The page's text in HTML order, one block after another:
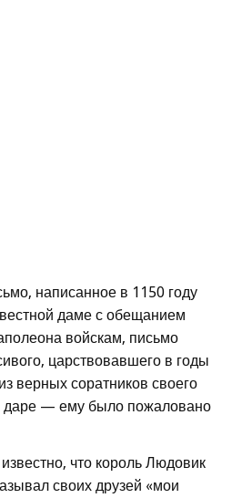
написанное в 1150 году
даме с обещанием
войскам, письмо
царствовавшего в годы
верных соратников своего
даре — ему было пожаловано
что король Людовик
своих друзей «мои